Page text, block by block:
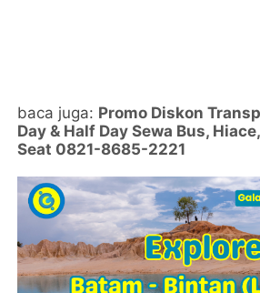
baca juga: Promo Diskon
Day & Half Day Sewa Bus,
Seat 0821-8685-2221